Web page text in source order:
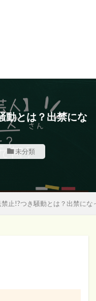
動とは？出禁にな
未分類
禁止!?つき騒動とは？出禁に